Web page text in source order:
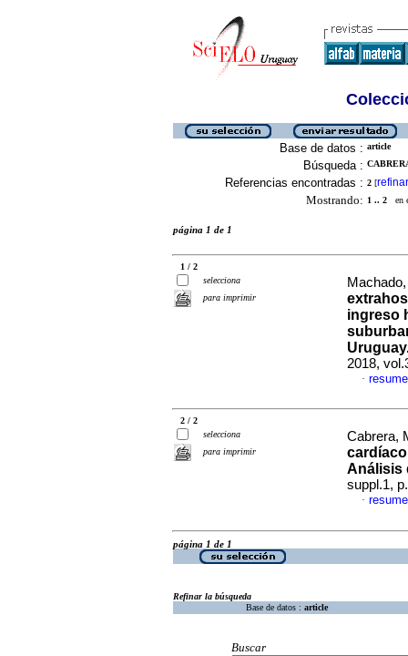
Base de datos : article
Búsqueda :
Referencias encontradas : 2 [refinar
Mostrando: 1 .. 2 en
página 1 de 1
1 / 2
selecciona
para imprimir
ingreso
2018,
·
2 / 2
selecciona
para imprimir
Cabrera,
Análisis
suppl.1,
·
página 1 de 1
Refinar la búsqueda
Base de datos : article
Buscar